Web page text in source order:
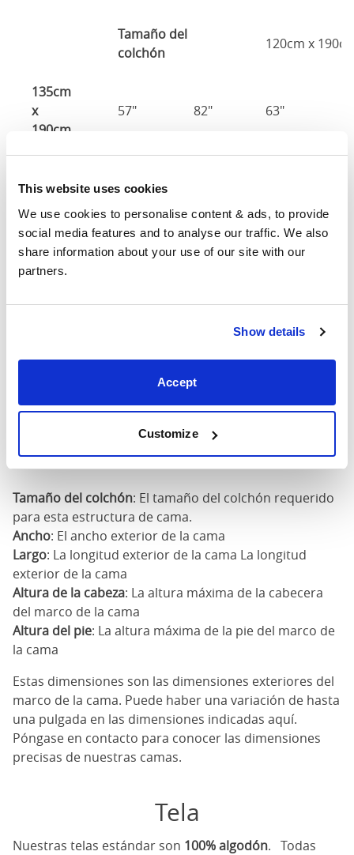
This website uses cookies
We use cookies to personalise content & ads, to provide
social media features and to analyse our traffic. We also
share information about your use of our site with our
partners.
Show details
Accept
Customize
Tamaño del
colchón
120cm x
135cm
x
190cm
57" 82" 63"
X
59"
150cm 63" 86" 63"
colchón
X
67" 86" 63"
180cm
200cm
86"
Tamaño del colchón: El tamaño del colchón requerido
para esta estructura de cama.
Ancho: El ancho exterior de la cama
Largo: La longitud exterior de la cama La longitud
exterior de la cama
Altura de la cabeza: La altura máxima de la cabecera
del marco de la cama
Altura del pie: La altura máxima de la pie del marco de
la cama
Estas dimensiones son las dimensiones exteriores del
marco de la cama. Puede haber una variación de hasta
una pulgada en las dimensiones indicadas aquí.
Póngase en contacto para conocer las dimensiones
precisas de nuestras camas.
Tela
Nuestras telas estándar son 100% algodón. Todas